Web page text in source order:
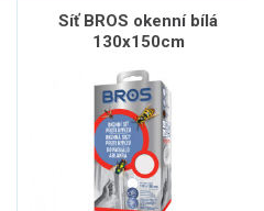
Síť BROS okenní bílá
130x150cm